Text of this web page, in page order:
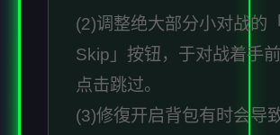
(2)调整绝大部分小对战的
Skip」按钮，于对战着手
点击跳过。
(3)修復开启背包有时会导